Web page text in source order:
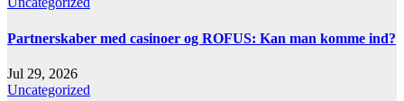
Partnerskaber med casinoer og ROFUS: Kan man komme ind?
Jul 29, 2026
Uncategorized